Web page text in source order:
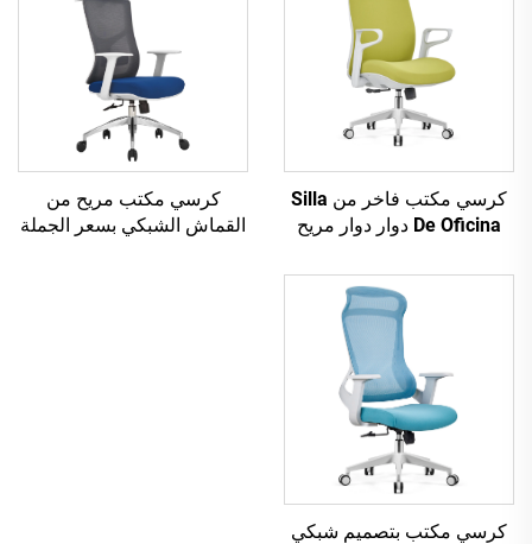
كرسي مكتب فاخر من Silla
De Oficina دوار دوار مريح
شبكي متوسط الظهر للمكتب
كرسي مكتب مريح من
القماش الشبكي بسعر الجملة
كرسي مكتب بتصميم شبكي